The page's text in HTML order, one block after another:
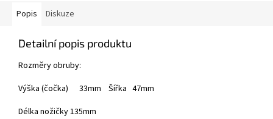
Popis Diskuze
Detailní popis produktu
Rozměry obruby:
Výška (čočka) 33mm Šířka 47mm
Délka nožičky 135mm